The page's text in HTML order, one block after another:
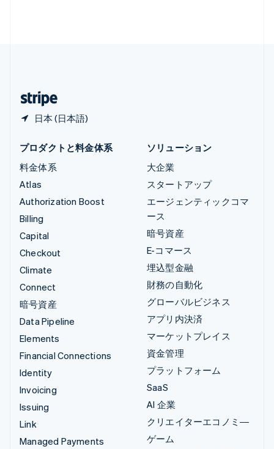
日本 (日本語)
プロダクトと料金体系
料金体系
Atlas
Authorization Boost
Billing
Capital
Checkout
Climate
Connect
暗号資産
Data Pipeline
Elements
Financial Connections
Identity
Invoicing
Issuing
Link
Managed Payments
ソリューション
大企業
スタートアップ
エージェンティックコマ
ース
暗号資産
E-コマース
埋込型金融
財務の自動化
グローバルビジネス
アプリ内決済
マーケットプレイス
資金管理
プラットフォーム
SaaS
AI 企業
クリエイターエコノミ―
ゲーム